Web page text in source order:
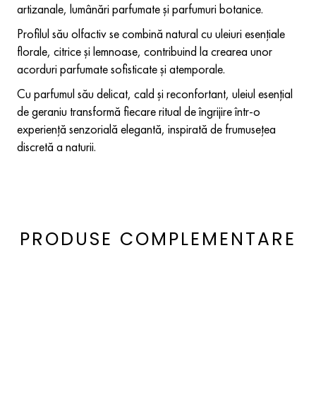
artizanale, lumânări parfumate și parfumuri botanice.
Profilul său olfactiv se combină natural cu uleiuri esențiale
florale, citrice și lemnoase, contribuind la crearea unor
acorduri parfumate sofisticate și atemporale.
Cu parfumul său delicat, cald și reconfortant, uleiul esențial
de geraniu transformă fiecare ritual de îngrijire într-o
experiență senzorială elegantă, inspirată de frumusețea
discretă a naturii.
PRODUSE COMPLEMENTARE